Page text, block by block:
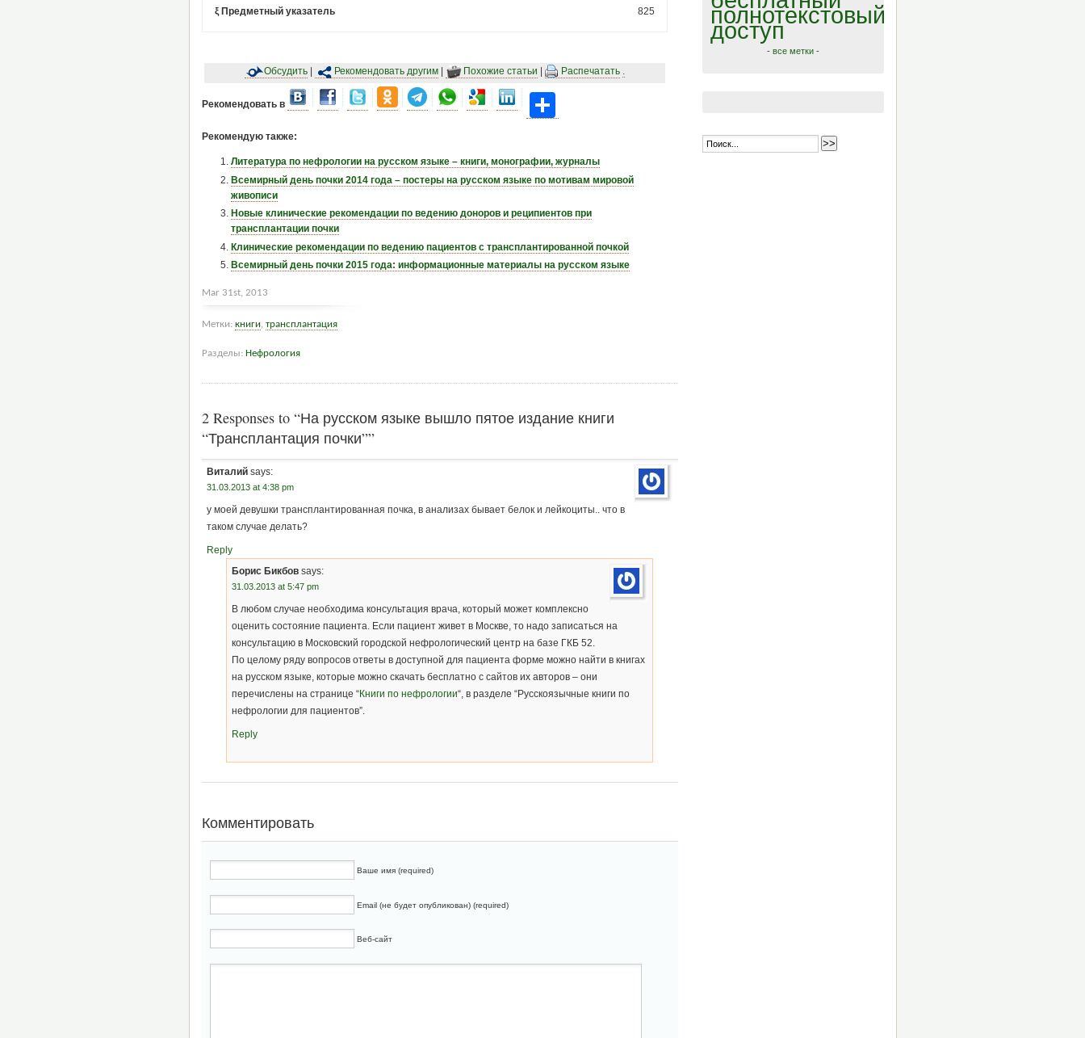
ξ Предметный указатель 825
Обсудить| Рекомендовать другим| Похожие статьи Распечатать .
Рекомендовать в Share
Рекомендую также:
Литература по нефрологии на русском языке – книги, монографии, журналы
Всемирный день почки 2014 года – постеры на русском языке по мотивам мировой
живописи
Новые клинические рекомендации по ведению доноров и реципиентов при
трансплантации почки
Клинические рекомендации по ведению пациентов с трансплантированной почкой
Всемирный день почки 2015 года: информационные материалы на русском языке
Mar 31st, 2013
Метки: книги, трансплантация
Разделы: Нефрология
2 Responses to “На русском языке вышло пятое издание книги
“Трансплантация почки””
Виталий says:
31.03.2013 at 4:38 pm
у моей девушки трансплантированная почка, в анализах бывает белок и лейкоциты.. что в
таком случае делать?
Reply
Борис Бикбов says:
31.03.2013 at 5:47 pm
В любом случае необходима консультация врача, который может комплексно
оценить состояние пациента. Если пациент живет в Москве, то надо записаться на
консультацию в Московский городской нефрологический центр на базе ГКБ 52.
По целому ряду вопросов ответы в доступной для пациента форме можно найти в книгах
на русском языке, которые можно скачать бесплатно с сайтов их авторов – они
перечислены на странице “Книги по нефрологии“, в разделе “Русскоязычные книги по
нефрологии для пациентов”.
Reply
Комментировать
Ваше имя (required)
Email (не будет опубликован) (required)
Веб-сайт
полнотекстовый
доступ
- все метки-
>>